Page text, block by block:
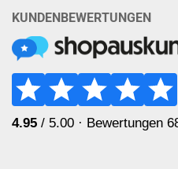
KUNDENBEWERTUNGEN